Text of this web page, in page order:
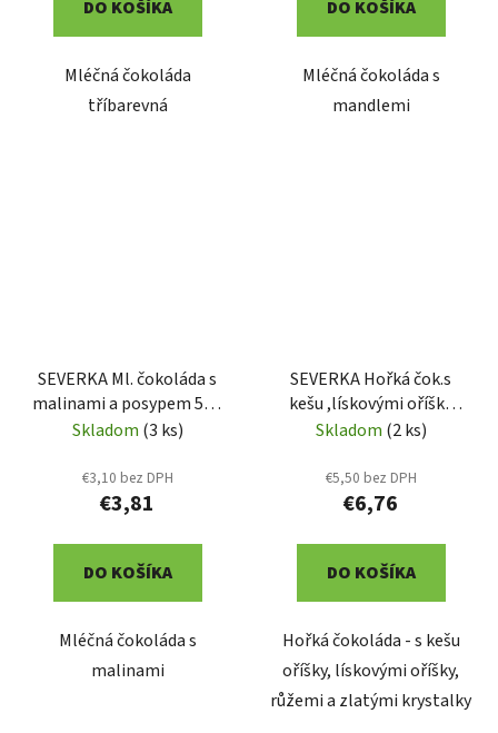
DO KOŠÍKA
Mléčná čokoláda
tříbarevná
DO KOŠÍKA
Mléčná čokoláda s
mandlemi
SEVERKA Ml. čokoláda s
malinami a posypem 50g
(9041)
Skladom (3 ks)
€3,10 bez DPH
€3,81
DO KOŠÍKA
Mléčná čokoláda s
malinami
SEVERKA Hořká čok.s
kešu ,lískovými oříšky
135g (9012)
Skladom (2 ks)
€5,50 bez DPH
€6,76
DO KOŠÍKA
Hořká čokoláda - s kešu
oříšky, lískovými oříšky,
růžemi a zlatými krystalky